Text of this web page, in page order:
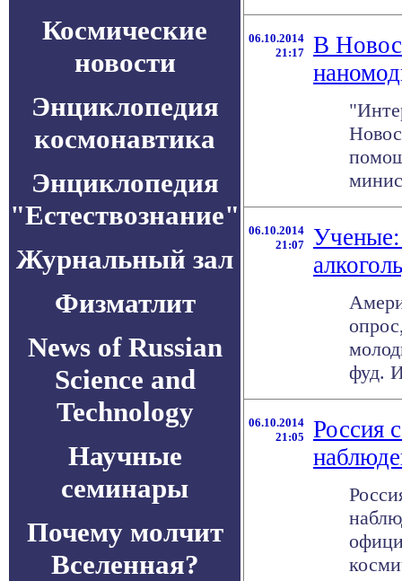
Космические
новости
Энциклопедия
космонавтика
Энциклопедия
"Естествознание"
Журнальный зал
Физматлит
News of Russian
Science and
Technology
Научные
семинары
Почему молчит
Вселенная?
06.10.2014
21:17
В
06.10.2014
21:07
Ученые:
фуд.
06.10.2014
21:05
Россия